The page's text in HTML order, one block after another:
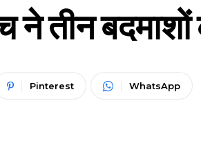
तीन बदमाशों
Pinterest WhatsApp